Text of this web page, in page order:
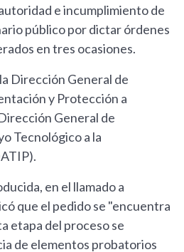
e incumplimiento de
público por dictar órdenes
en tres ocasiones.
Dirección General de
y Protección a
General de
Tecnológico a la
en el llamado a
que el pedido se "encuentra
etapa del proceso se
de elementos probatorios